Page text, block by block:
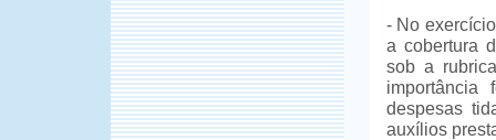
- No
a cobertura
sob a
importância
despesas
auxílios